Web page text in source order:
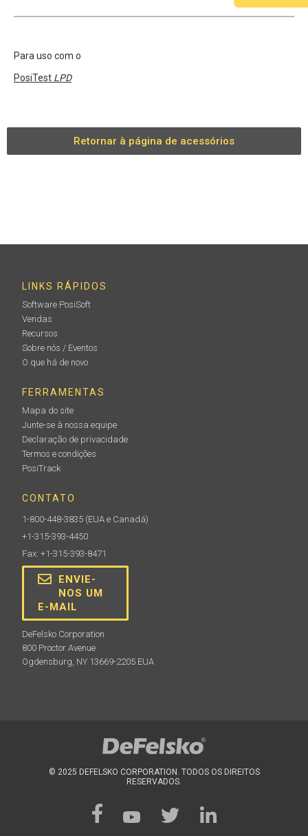
Para uso com o
PosiTest LPD
Retornar à página de acessórios
LINKS RÁPIDOS
Software PosiSoft
Vendas
Recursos
Sobre nós / Eventos
O que há de novo
FERRAMENTAS
Mapa do site
Junte-se à nossa equipe
Declaração de privacidade
Termos e condições
PosiTrack
CONTATO
1-800-448-3835 (EUA e Canadá)
+1-315-393-4450
Fax: +1-315-393-8471
ENVIE-
NOS UM
E-MAIL
DeFelsko Corporation
800 Proctor Avenue
Ogdensburg, NY 13669-2205 EUA
© 2025 DEFELSKO CORPORATION. TODOS OS DIREITOS
RESERVADOS.